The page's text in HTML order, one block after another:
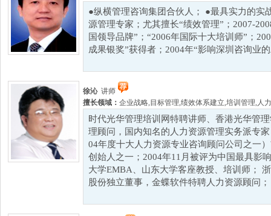
●纵横管理咨询集团合伙人； ●最具实力的实
源管理专家；尤其擅长“绩效管理”；2007-
国领导品牌”；“2006年国际十大培训师”；
成果银奖”获得者；2004年“影响深圳咨询业
徐沁讲师
擅长领域： 企业战略, 目标管理,绩效体系建立,培训管理, 人
时代光华管理培训网特聘讲师、香港光华管
理顾问，国内知名的人力资源管理实务派专
04年度十大人力资源专业咨询顾问公司之一
创始人之一；2004年11月被评为中国最具影
大学EMBA、山东大学客座教授、培训师；
股份独立董事，金蝶软件特聘人力资源顾问